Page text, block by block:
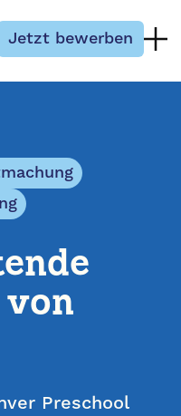
Jetzt bewerben
von
Preschool